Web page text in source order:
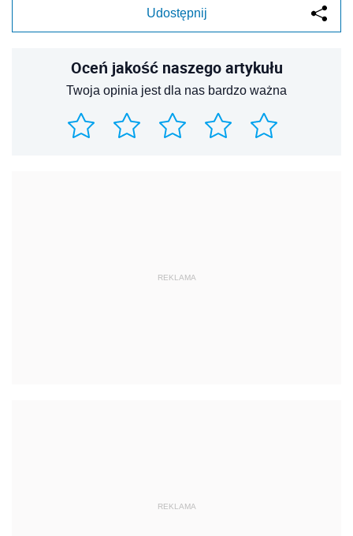
Udostępnij
Oceń jakość naszego artykułu
Twoja opinia jest dla nas bardzo ważna
REKLAMA
REKLAMA